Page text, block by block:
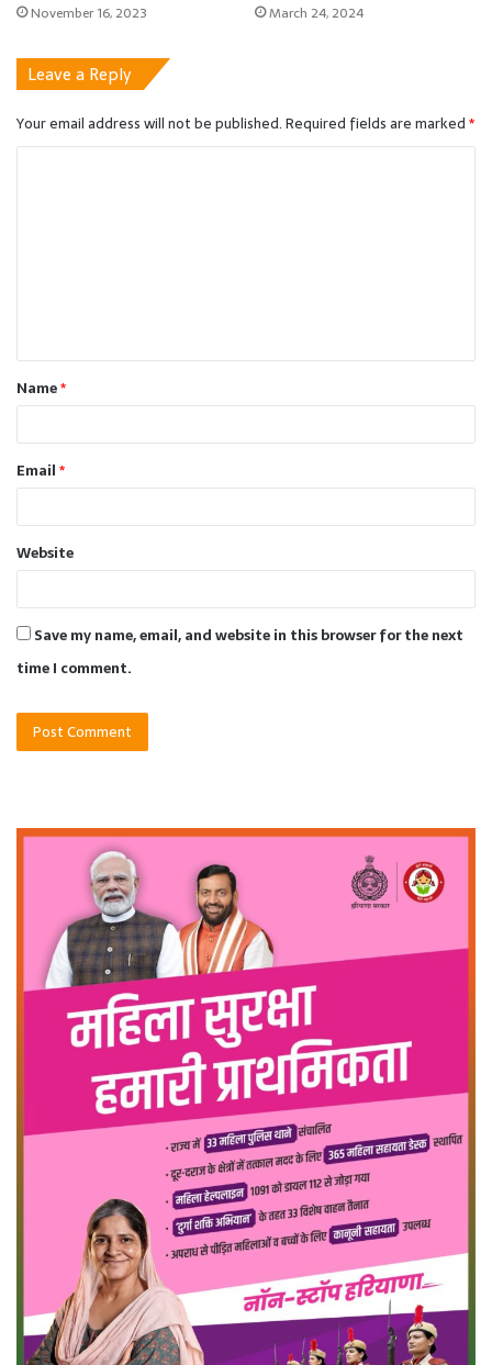
November 16, 2023 March 24, 2024
Leave a Reply
Your email address will not be published.Required fields are marked*
t
*Name*
Email*
Website
Save my name, email, and website in this browser for the next
time I comment.